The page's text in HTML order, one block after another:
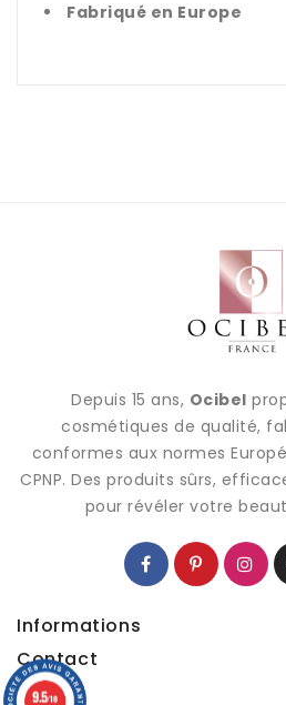
Fabriqué en Europe
Depuis 15 ans, Ocibel
cosmétiques de qualité,
conformes aux normes
CPNP. Des produits sûrs,
pour révéler votre
Informations
Contact
9.5/10
9.5/10